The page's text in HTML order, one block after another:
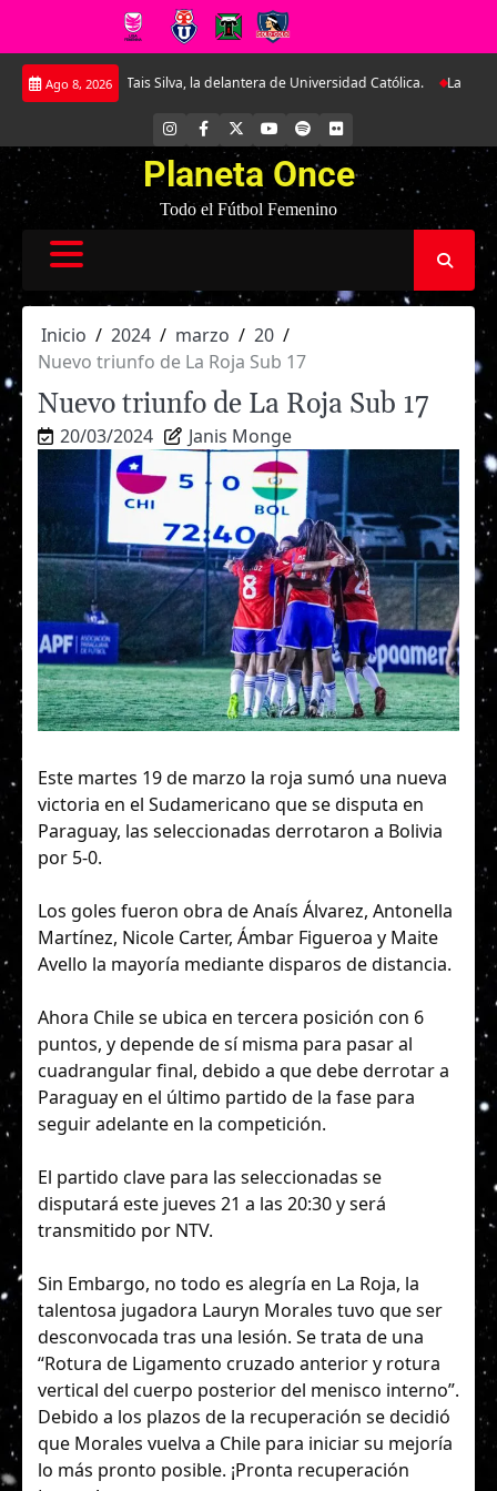
Saltar
Ago 8, 2026
a Tais Silva, la delantera de Universidad Católica. La Roja Sub-17 midió
INSTAGRAM
FACEBOOK YOUTUBE
SPOTIFYFLICKR
Planeta Once
Todo el Fútbol Femenino
Inicio 2024 marzo
20
Nuevo triunfo de La Roja Sub 17
Nuevo triunfo de La Roja Sub 17
20/03/2024 Janis Monge
Este martes 19 de marzo la roja sumó una nueva
victoria en el Sudamericano que se disputa en
Paraguay, las seleccionadas derrotaron a Bolivia
por 5-0.
Los goles fueron obra de Anaís Álvarez, Antonella
Martínez, Nicole Carter, Ámbar Figueroa y Maite
Avello la mayoría mediante disparos de distancia.
Ahora Chile se ubica en tercera posición con 6
puntos, y depende de sí misma para pasar al
cuadrangular final, debido a que debe derrotar a
Paraguay en el último partido de la fase para
seguir adelante en la competición.
El partido clave para las seleccionadas se
disputará este jueves 21 a las 20:30 y será
transmitido por NTV.
Sin Embargo, no todo es alegría en La Roja, la
talentosa jugadora Lauryn Morales tuvo que ser
desconvocada tras una lesión. Se trata de una
“Rotura de Ligamento cruzado anterior y rotura
vertical del cuerpo posterior del menisco interno”.
Debido a los plazos de la recuperación se decidió
que Morales vuelva a Chile para iniciar su mejoría
lo más pronto posible. ¡Pronta recuperación